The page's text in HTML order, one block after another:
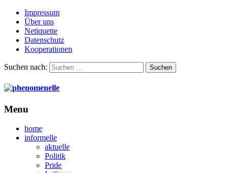
Impressum
Über uns
Netiquette
Datenschutz
Kooperationen
Suchen nach:
Menu
home
informelle
aktuelle
Politik
Pride